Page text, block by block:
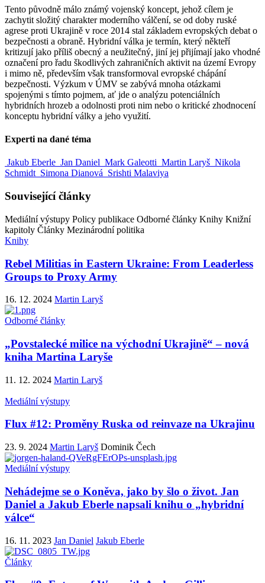
Tento původně málo známý vojenský koncept, jehož cílem je
zachytit složitý charakter moderního válčení, se od doby ruské
agrese proti Ukrajině v roce 2014 stal základem evropských debat o
bezpečnosti a obraně. Hybridní válka je termín, který někteří
kritizují jako příliš obecný a neužitečný, jiní jej přijímají jako vhodné
označení pro řadu škodlivých zahraničních aktivit na území Evropy
i mimo ně, především však transformoval evropské chápání
bezpečnosti. Výzkum v ÚMV se zabývá mnoha otázkami
spojenými s tímto pojmem, ať jde o analýzu potenciálních
hybridních hrozeb a odolnosti proti nim nebo o kritické zhodnocení
konceptu hybridní války a jeho využití.
Experti na dané téma
Jakub Eberle Jan Daniel Mark Galeotti Martin Laryš Nikola
Schmidt Simona Dianová Srishti Malaviya
Související články
Mediální výstupy Policy publikace Odborné články Knihy Knižní
kapitoly Články Mezinárodní politika
Knihy
Rebel Militias in Eastern Ukraine: From Leaderless
Groups to Proxy Army
16. 12. 2024 Martin Laryš
Odborné články
„Povstalecké milice na východní Ukrajině“ – nová
kniha Martina Laryše
11. 12. 2024 Martin Laryš
Mediální výstupy
Flux #12: Proměny Ruska od reinvaze na Ukrajinu
23. 9. 2024 Martin Laryš Dominik Čech
Mediální výstupy
Nehádejme se o Koněva, jako by šlo o život. Jan
Daniel a Jakub Eberle napsali knihu o „hybridní
válce“
16. 11. 2023 Jan Daniel Jakub Eberle
Články